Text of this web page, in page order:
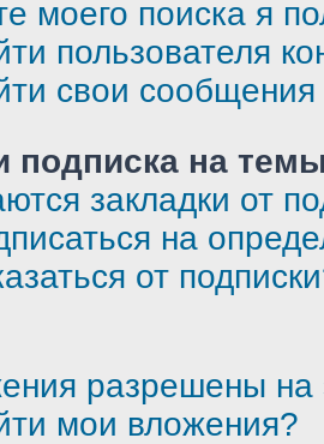
моего поиска я
пользователя
свои
подписка на
закладки от
на
от
разрешены
мои вложения?